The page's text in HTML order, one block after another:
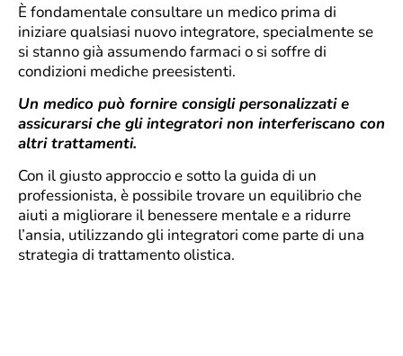
È fondamentale consultare un medico prima di
iniziare qualsiasi nuovo integratore, specialmente se
si stanno già assumendo farmaci o si soffre di
condizioni mediche preesistenti.
Un medico può fornire consigli personalizzati e
assicurarsi che gli integratori non interferiscano con
altri trattamenti.
Con il giusto approccio e sotto la guida di un
professionista, è possibile trovare un equilibrio che
aiuti a migliorare il benessere mentale e a ridurre
l’ansia, utilizzando gli integratori come parte di una
strategia di trattamento olistica.